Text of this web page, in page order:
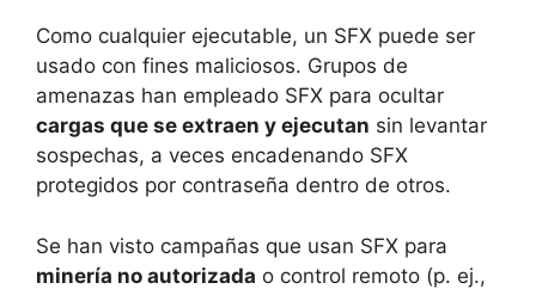
Como cualquier ejecutable, un SFX puede ser
usado con fines maliciosos. Grupos de
amenazas han empleado SFX para ocultar
cargas que se extraen y ejecutan sin levantar
sospechas, a veces encadenando SFX
protegidos por contraseña dentro de otros.
Se han visto campañas que usan SFX para
minería no autorizada o control remoto (p. ej.,